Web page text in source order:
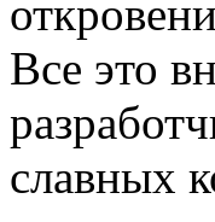
Все это
славных